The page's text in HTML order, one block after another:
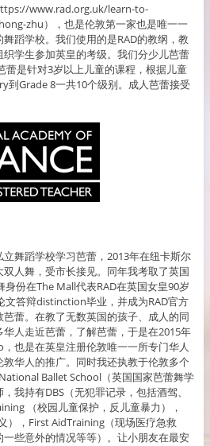
www.rad.org.uk/learn-to-
zhu），也是伦敦第一家也是唯一一
蹈学校。我们使用的是RAD的教纲，教
学生参加英皇的考级。我们分少儿芭蕾
蕾是针对3岁以上儿童的课程，根据儿童
到Grade 8一共10个级别。成人芭蕾接受
舞蹈学校学习芭蕾，2013年在纽卡斯尔
人舞，受市长接见。同年我考取了英国
份在The Mall代表RAD在英国女皇90岁
文答辩distinction毕业，并成为RAD官方
蕾。在教了无数英国的孩子、成人的同
人走近芭蕾，了解芭蕾，于是在2015年
也是在英皇注册伦敦唯一一所专门华人
华人的推广。同时我还执教于伦敦多个
Ballet School（英国国家芭蕾舞学
我持有DBS（无犯罪记录，包括酒驾、
（校园儿童保护，反儿童暴力），
），First AidTraining（现场医疗急救
些意外的情况等等）。让小朋友在最安